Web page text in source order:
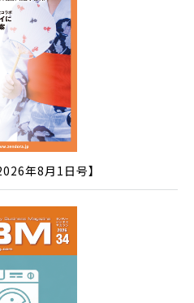
年8月1日号】